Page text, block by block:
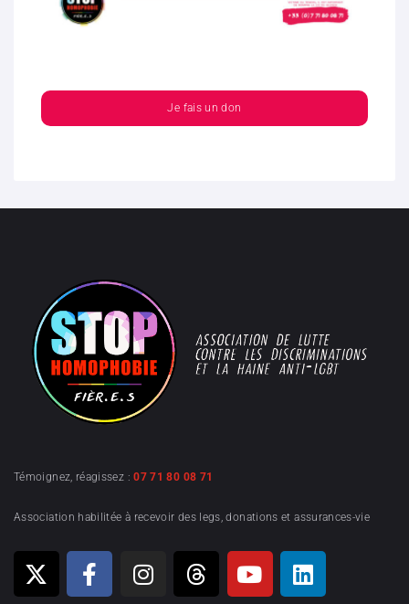
Je fais un don
Témoignez, réagissez :07 71 80 08 71
Association habilitée à recevoir des legs, donations et assurances-vie